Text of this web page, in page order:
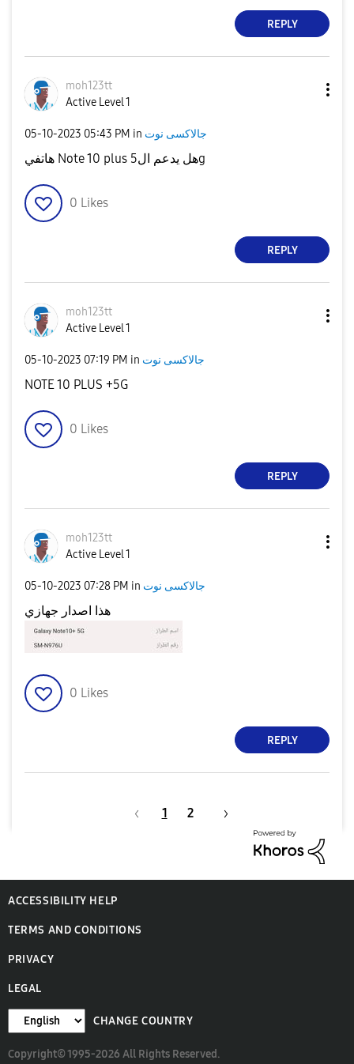
REPLY
moh123tt
Active Level 1
‎05-10-2023 05:43 PM in جالاكسى نوت
هاتفي Note 10 plus هل يدعم ال5g
0 Likes
REPLY
moh123tt
Active Level 1
‎05-10-2023 07:19 PM in جالاكسى نوت
NOTE 10 PLUS +5G
0 Likes
REPLY
moh123tt
Active Level 1
‎05-10-2023 07:28 PM in جالاكسى نوت
هذا اصدار جهازي
0 Likes
REPLY
1 2
ACCESSIBILITY HELP
TERMS AND CONDITIONS
PRIVACY
LEGAL
CHANGE COUNTRY
Copyright© 1995-2026 All Rights Reserved.